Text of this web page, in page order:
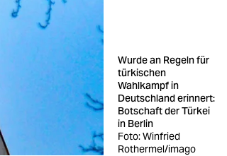
Wurde an Regeln für
türkischen
Wahlkampf in
Deutschland erinnert:
Botschaft der Türkei
in Berlin
Foto: Winfried
Rothermel/imago